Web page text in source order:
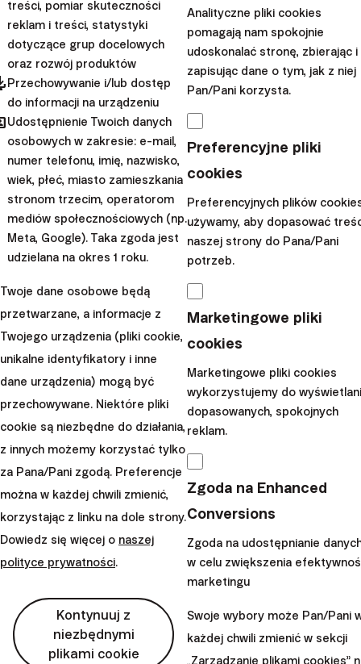
wpływ: regularnym dopłacaniu nowych środków,
trzymaniu się planu i założonego horyzontu,
zachowaniu zimnej krwi w obliczu spadkówitd.
Właśnie te czynniki w znacznym stopniu zdecydują o
tym, czy uda nam się zgromadzić pokaźną sumę na
końcu inwestycji.
Co ważne, skład portfela OIPE nie jest „wyryty w
kamieniu”. Już w tym roku planujemy jego odświeżenie,
o czym będziemy szeroko informowali na naszym
blogu. Naszym celem nie jest jednak pogoń za
portfelem idealnym, bo taki po prostu nie istnieje. Chodzi
o coś znacznie ważniejszego, zapewnienie klientom
tego, co w inwestowaniu naprawdę działa:
szerokiejdywersyfikacji na globalne rynki w możliwie
najtańszy sposób.
Dzięki temuzmniejszamy ryzyko całej inwestycji nie
zmniejszając potencjalnych stóp zwrotuw
przyszłości – dlatego właśnie dywersyfikacja to jedynym
„darmowy obiad”w inwestowaniu.
Najczęściej zadawane
pytania
1. Czym różni się OIPE w Finax od
jednego globalnego ETF-a?
Portfel Europejskiej Emerytury składa się z kilku ETF-ów
i daje ekspozycję na
blisko 8 000 firm– ponad trzy razy
więcej niż typowy ETF na MSCI ACWI. Większy udział
treści, pomiar skuteczności
reklam i treści, statystyki
dotyczące grup docelowych
oraz rozwój produktów
Przechowywanie i/lub dostęp
do informacji na urządzeniu
Udostępnienie Twoich danych
osobowych w zakresie: e-mail,
numer telefonu, imię, nazwisko,
wiek, płeć, miasto zamieszkania
stronom trzecim, operatorom
mediów społecznościowych (np.
Meta, Google). Taka zgoda jest
udzielana na okres 1 roku.
Twoje dane osobowe będą
przetwarzane, a informacje z
Twojego urządzenia (pliki cookie,
unikalne identyfikatory i inne
dane urządzenia) mogą być
przechowywane. Niektóre pliki
cookie są niezbędne do działania,
z innych możemy korzystać tylko
za Pana/Pani zgodą. Preferencje
można w każdej chwili zmienić,
korzystając z linku na dole strony.
Dowiedz się więcej o naszej
polityce prywatności.
Kontynuuj z
niezbędnymi
plikami cookie
Analityczne pliki cookies
pomagają nam spokojnie
udoskonalać stronę, zbierając i
zapisując dane o tym, jak z niej
Pan/Pani korzysta.
Preferencyjne pliki
cookies
Preferencyjnych plików
używamy, aby dopasować
naszej strony do Pana/Pani
potrzeb.
Marketingowe pliki
cookies
Marketingowe pliki cookies
wykorzystujemy do
dopasowanych, spokojnych
reklam.
Zgoda na Enhanced
Conversions
Zgoda na udostępnianie
w celu zwiększenia
marketingu
Swoje wybory może Pan/Pani
każdej chwili zmienić w sekcji
„Zarządzanie plikami cookies”